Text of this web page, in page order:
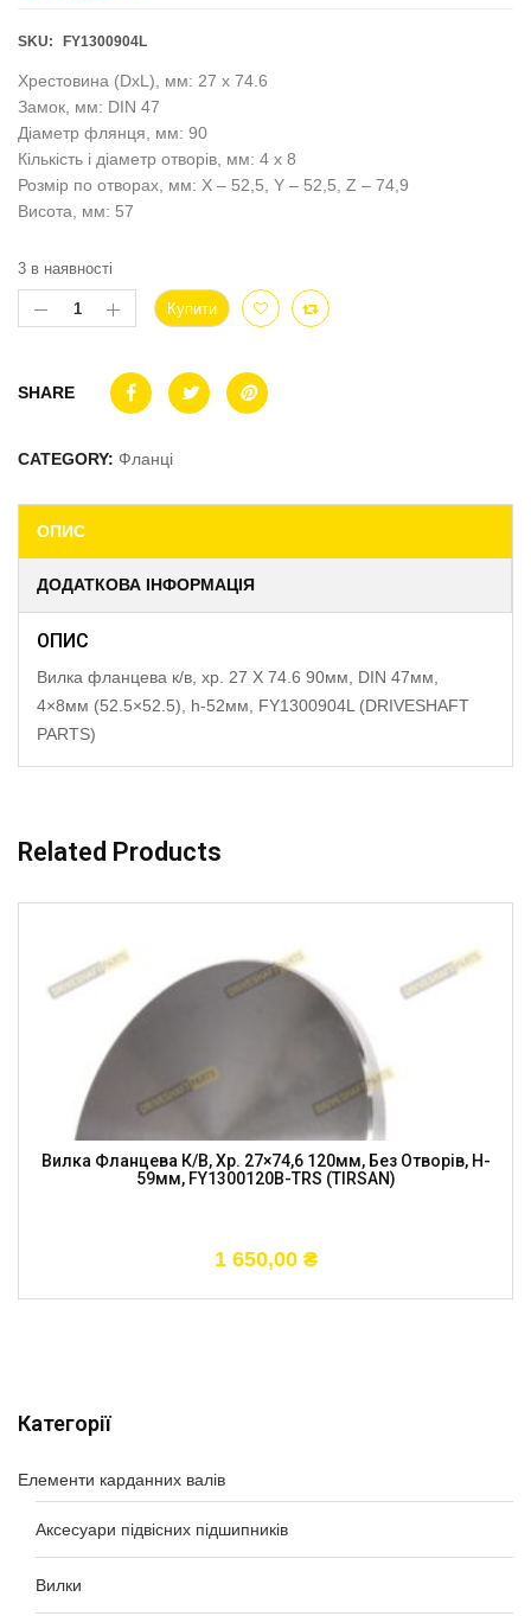
Категорії
Елементи карданних валів
Аксесуари підвісних підшипників
Вилки
SKU: FY1300904L
Хрестовина (DxL), мм: 27 x 74.6
Замок, мм: DIN 47
Діаметр флянця, мм: 90
Кількість і діаметр отворів, мм: 4 x 8
Розмір по отворах, мм: X – 52,5, Y – 52,5, Z – 74,9
Висота, мм: 57
3 в наявності
Купити
SHARE
CATEGORY: Фланці
ОПИС
ДОДАТКОВА ІНФОРМАЦІЯ
ОПИС
Вилка фланцева к/в, хр. 27 X 74.6 90мм, DIN 47мм,
4×8мм (52.5×52.5), h-52мм, FY1300904L (DRIVESHAFT
PARTS)
Related Products
Вилка Фланцева К/в, Хр. 27×74,6 120мм, Без Отворів, H-
59мм, FY1300120B-TRS (TIRSAN)
1 650,00 ₴